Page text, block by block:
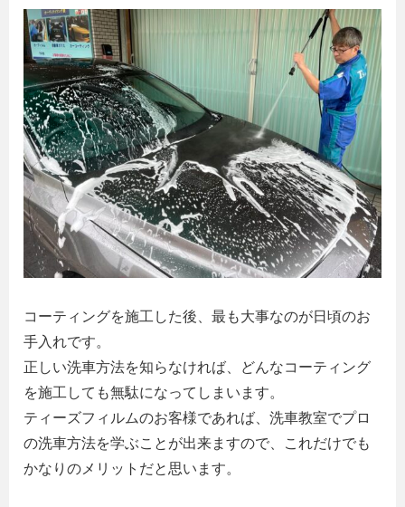
コーティングを施工した後、最も大事なのが日頃のお
手入れです。
正しい洗車方法を知らなければ、どんなコーティング
を施工しても無駄になってしまいます。
ティーズフィルムのお客様であれば、洗車教室でプロ
の洗車方法を学ぶことが出来ますので、これだけでも
かなりのメリットだと思います。